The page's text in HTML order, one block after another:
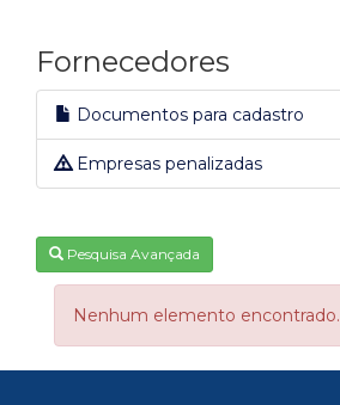
Fornecedores
Documentos para cadastro
Empresas penalizadas
Pesquisa Avançada
Nenhum elemento encontrado.